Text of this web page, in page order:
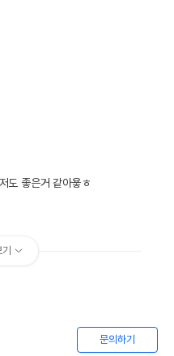
도 좋은거 같아욯ㅎ
문의하기